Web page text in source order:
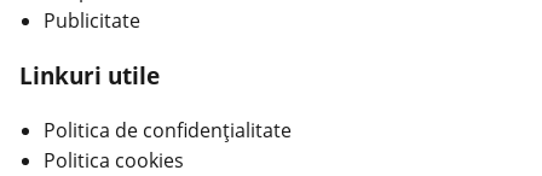
Publicitate
Linkuri utile
Politica de confidențialitate
Politica cookies